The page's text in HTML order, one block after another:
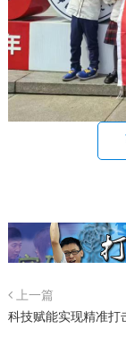
上一篇
科技赋能实现精准打